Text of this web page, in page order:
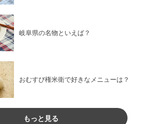
岐阜県の名物といえば？
おむすび権米衛で好きなメニューは？
もっと見る